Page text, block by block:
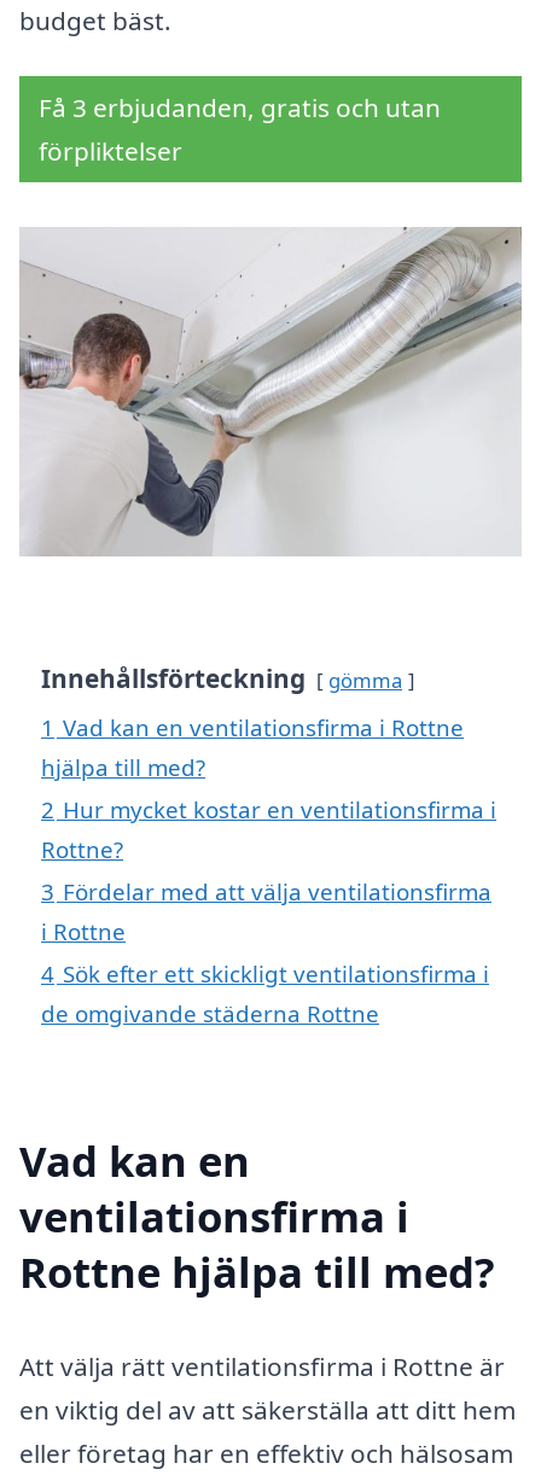
budget bäst.
Få 3 erbjudanden, gratis och utan
förpliktelser
Innehållsförteckning gömma
1 Vad kan en ventilationsfirma i Rottne
hjälpa till med?
2 Hur mycket kostar en ventilationsfirma i
Rottne?
3 Fördelar med att välja ventilationsfirma
i Rottne
4 Sök efter ett skickligt ventilationsfirma i
de omgivande städerna Rottne
Vad kan en
ventilationsfirma i
Rottne hjälpa till med?
Att välja rätt ventilationsfirma i Rottne är
en viktig del av att säkerställa att ditt hem
eller företag har en effektiv och hälsosam